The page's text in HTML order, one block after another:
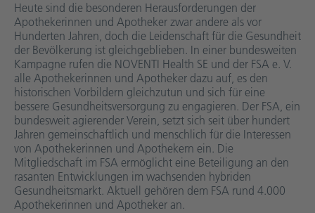
Heute sind die besonderen Herausforderungen der
Apothekerinnen und Apotheker zwar andere als vor
Hunderten Jahren, doch die Leidenschaft für die Gesundheit
der Bevölkerung ist gleichgeblieben. In einer bundesweiten
Kampagne rufen die NOVENTI Health SE und der FSA e. V.
alle Apothekerinnen und Apotheker dazu auf, es den
historischen Vorbildern gleichzutun und sich für eine
bessere Gesundheitsversorgung zu engagieren. Der FSA, ein
bundesweit agierender Verein, setzt sich seit über hundert
Jahren gemeinschaftlich und menschlich für die Interessen
von Apothekerinnen und Apothekern ein. Die
Mitgliedschaft im FSA ermöglicht eine Beteiligung an den
rasanten Entwicklungen im wachsenden hybriden
Gesundheitsmarkt. Aktuell gehören dem FSA rund 4.000
Apothekerinnen und Apotheker an.